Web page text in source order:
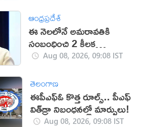
ఆంధ్రప్రదేశ్
ఈ నెలలోనే అమరావతికి
సంబంధించి 2 కీలక
ప్రారంభాలు: సీఎం చంద్రబాబు
Aug 08, 2026, 09:08 IST
తెలంగాణ
ఈపీఎఫ్ఓ కొత్త రూల్స్.. పీఎఫ్
విత్‌డ్రా నిబంధనల్లో మార్పులు!
Aug 08, 2026, 09:08 IST